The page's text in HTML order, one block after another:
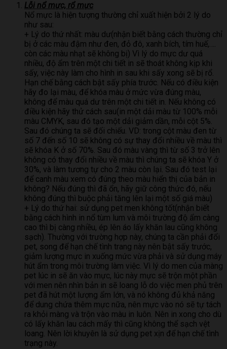
Lỗi nổ mực, rổ mực
Nổ mực là hiện tượng thường chỉ xuất hiện bởi 2 lý do
như sau:
+ Lý do thứ nhất: màu dư(nhận biết bằng cách thường chỉ
bị ở các màu đậm như đen, đỏ đô, xanh bích, tím huế,….
còn các màu nhạt sẽ không bị) Vì lý do mực dư quá
nhiều, độ ẩm trên một chi tiết in sẽ thoát không kịp khi
sấy, việc này làm cho hình in sau khi sấy xong sẽ bị rổ.
Hạn chế bằng cách bật sấy phía trước. Nếu có điều kiện
hãy đo lại màu, để khóa màu ở mức vừa đúng màu,
không để màu quá dư trên một chi tiết in. Nếu không có
điều kiện hãy thử cách sau(in một dải màu từ 100% mỗi
màu CMYK, sau đó tạo một dải giảm dần, mỗi cột 5%.
Sau đó chúng ta sẽ đối chiếu. VD: trong cột màu đen từ
số 7 đến số 10 sẽ không có sự thay đổi nhiều về màu thì
sẽ khóa K ở số 70%. Sau đó màu vàng thì từ số 3 trở lên
không có thay đổi nhiều về màu thì chúng ta sẽ khóa Y ở
30%, và làm tương tự cho 2 màu còn lại. Sau đó test lại
để canh màu xem có đúng theo màu hiển thị của bản in
không? Nếu đúng thì đã ổn, hãy giữ công thức đó, nếu
không đúng thì buộc phải tăng lên lại một số giá màu)
+ Lý do thứ hai: sử dụng pet men không tốt(nhận biết
bằng cách hình in nổ tùm lum và môi trường độ ẩm càng
cao thì bị càng nhiều, ép lên áo lấy khăn lau cũng không
sạch). Thường với trường hợp này, chúng ta cần phải đổi
pet, song để hạn chế tình trang này nên bật sấy trước,
giảm lượng mực in xuống mức vừa phải và sử dụng máy
hút ẩm trong môi trường làm việc. Vì lý do men của màng
pet lúc in sẽ ăn vào mực, lúc này mực sẽ trộn một phần
với men nên nhìn bản in sẽ loang lỗ do việc men phủ trên
pet đã hút một lượng ẩm lớn, và nó không đủ khả năng
để dung chứa thêm mực nữa, nên mực vào nó sẽ tự tách
ra khỏi màng và trộn vào màu in luôn. Nên in xong cho dù
có lấy khăn lau cách mấy thì cũng không thể sạch vệt
loang. Nên lời khuyên là sử dụng pet xịn để hạn chế tình
trạng này.